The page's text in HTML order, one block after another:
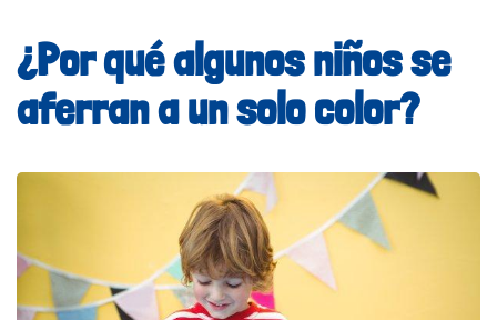
¿Por qué algunos niños se
aferran a un solo color?